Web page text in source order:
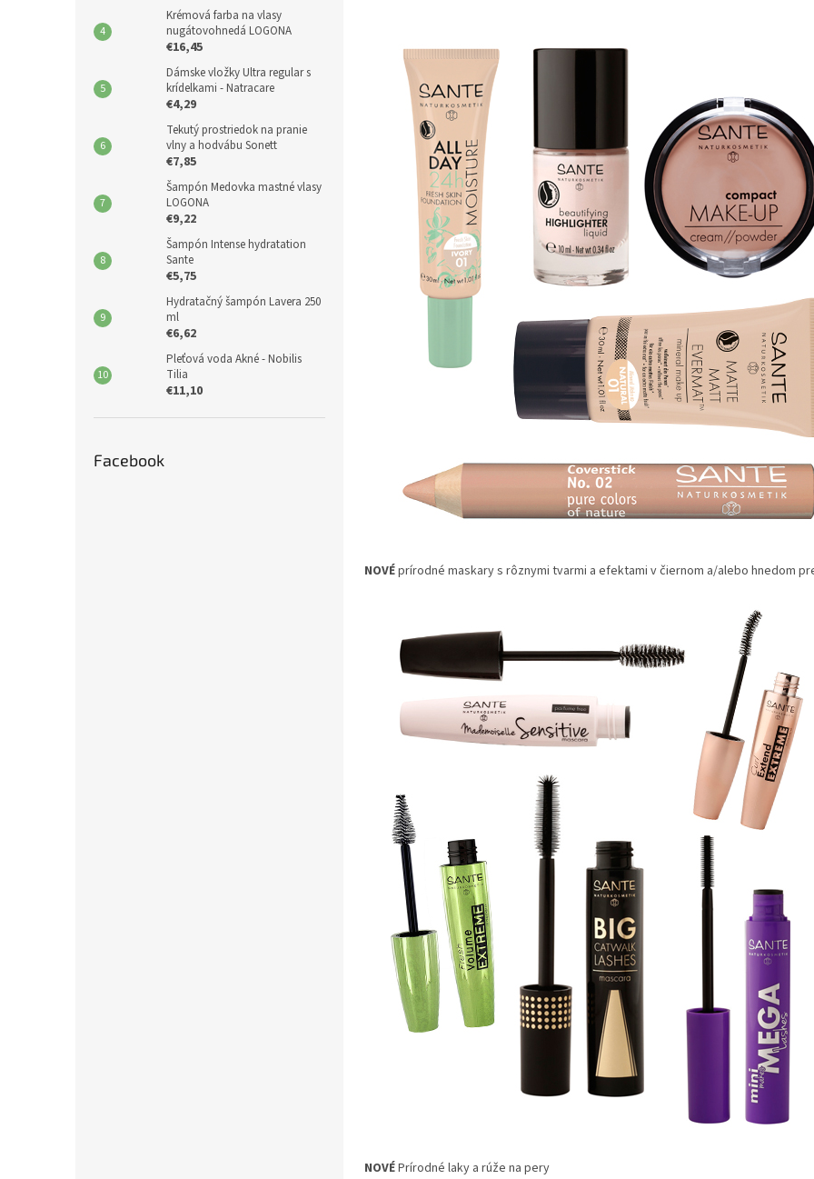
Krémová farba na vlasy
nugátovohnedá LOGONA
€16,45
Dámske vložky Ultra regular s
krídelkami - Natracare
€4,29
Tekutý prostriedok na pranie
vlny a hodvábu Sonett
€7,85
Šampón Medovka mastné vlasy
LOGONA
€9,22
Šampón Intense hydratation
Sante
€5,75
Hydratačný šampón Lavera 250
ml
€6,62
Pleťová voda Akné - Nobilis
Tilia
€11,10
Facebook
NOVÉprírodné maskary s rôznymi tvarmi a efektami v čiernom a/alebo hnedom
NOVÉPrírodné laky a rúže na pery